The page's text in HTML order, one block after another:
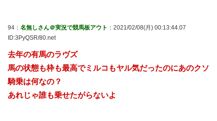
94： 名無しさん＠実況で競馬板アウト ：2021/02/08(月) 00:13:44.07
ID:3PyQSR/80.net
去年の有馬のラヴズ
馬の状態も枠も最高でミルコもヤル気だったのにあのクソ
騎乗は何なの？
あれじゃ誰も乗せたがらないよ